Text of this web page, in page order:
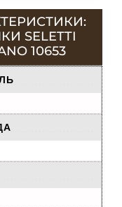
SELETTI
10653